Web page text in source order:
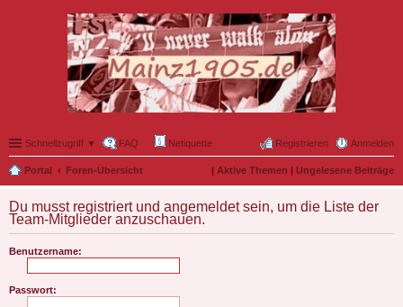
Schnellzugriff ▼ FAQ Netiquette Anmelden
Registrieren
Portal Foren-Übersicht | Aktive Themen | Ungelesene Beiträge
Du musst registriert und angemeldet sein, um die Liste der
Team-Mitglieder anzuschauen.
Benutzername:
Passwort: